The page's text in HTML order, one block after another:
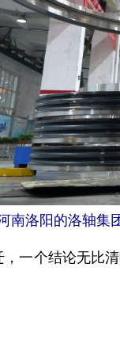
洛阳的洛轴集
个结论无比清